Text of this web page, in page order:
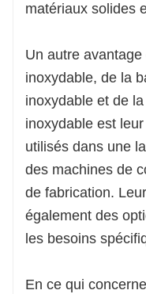
matériaux solides
Un autre
inoxydable, de la
inoxydable et de
inoxydable est
utilisés dans une
des machines de
de fabrication.
également des
les besoins
En ce qui